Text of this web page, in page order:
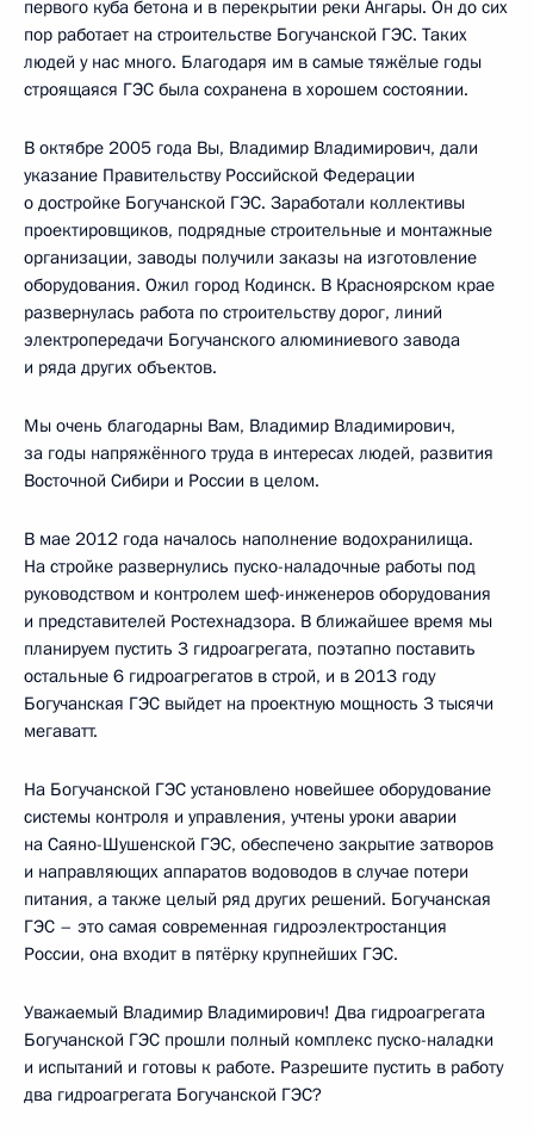
первого куба бетона и в перекрытии реки Ангары. Он до сих
пор работает на строительстве Богучанской ГЭС. Таких
людей у нас много. Благодаря им в самые тяжёлые годы
строящаяся ГЭС была сохранена в хорошем состоянии.
В октябре 2005 года Вы, Владимир Владимирович, дали
указание Правительству Российской Федерации
о достройке Богучанской ГЭС. Заработали коллективы
проектировщиков, подрядные строительные и монтажные
организации, заводы получили заказы на изготовление
оборудования. Ожил город Кодинск. В Красноярском крае
развернулась работа по строительству дорог, линий
электропередачи Богучанского алюминиевого завода
и ряда других объектов.
Мы очень благодарны Вам, Владимир Владимирович,
за годы напряжённого труда в интересах людей, развития
Восточной Сибири и России в целом.
В мае 2012 года началось наполнение водохранилища.
На стройке развернулись пуско-наладочные работы под
руководством и контролем шеф-инженеров оборудования
и представителей Ростехнадзора. В ближайшее время мы
планируем пустить 3 гидроагрегата, поэтапно поставить
остальные 6 гидроагрегатов в строй, и в 2013 году
Богучанская ГЭС выйдет на проектную мощность 3 тысячи
мегаватт.
На Богучанской ГЭС установлено новейшее оборудование
системы контроля и управления, учтены уроки аварии
на Саяно-Шушенской ГЭС, обеспечено закрытие затворов
и направляющих аппаратов водоводов в случае потери
питания, а также целый ряд других решений. Богучанская
ГЭС – это самая современная гидроэлектростанция
России, она входит в пятёрку крупнейших ГЭС.
Уважаемый Владимир Владимирович! Два гидроагрегата
Богучанской ГЭС прошли полный комплекс пуско-наладки
и испытаний и готовы к работе. Разрешите пустить в работу
два гидроагрегата Богучанской ГЭС?